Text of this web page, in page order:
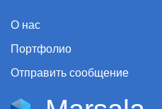
О нас
Портфолио
Отправить сообщение